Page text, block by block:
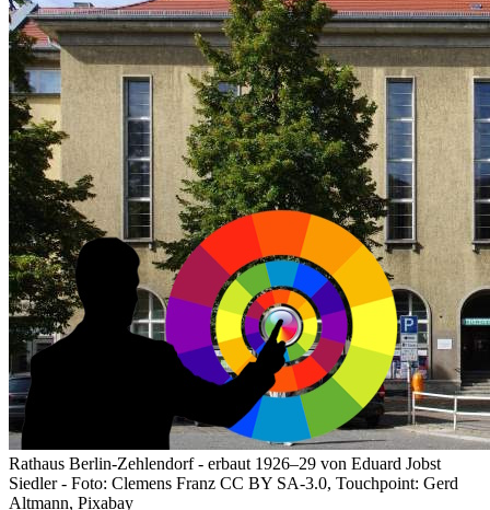
Rathaus Berlin-Zehlendorf - erbaut 1926–29 von Eduard Jobst
Siedler - Foto: Clemens Franz CC BY SA-3.0, Touchpoint: Gerd
Altmann, Pixabay